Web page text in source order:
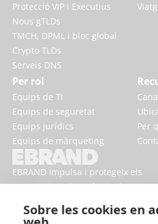
Sobre les cookies en
EBRAND impulsa i protegeix els
negocis digitals, enfortint la
línia.
Protecció VIP i Executius
Nous gTLDs
TMCH, DPML i bloc global
Crypto TLDs
Serveis DNS
Per rol
Equips de TI
Equips de seguretat
Equips jurídics
Equips de màrqueting
Per